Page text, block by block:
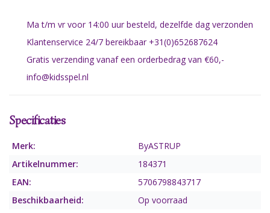
Ma t/m vr voor 14:00 uur besteld, dezelfde dag verzonden
Klantenservice 24/7 bereikbaar +31(0)652687624
Gratis verzending vanaf een orderbedrag van €60,-
info@kidsspel.nl
Specificaties
Merk:
ByASTRUP
Artikelnummer:
184371
EAN:
5706798843717
Beschikbaarheid:
Op voorraad